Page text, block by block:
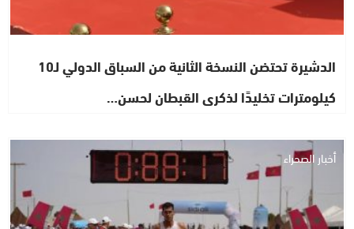
الدشيرة تحتضن النسخة الثانية من السباق الدولي لـ10
كيلومترات تخليدًا لذكرى القبطان لحسن…
أخبار الصحراء